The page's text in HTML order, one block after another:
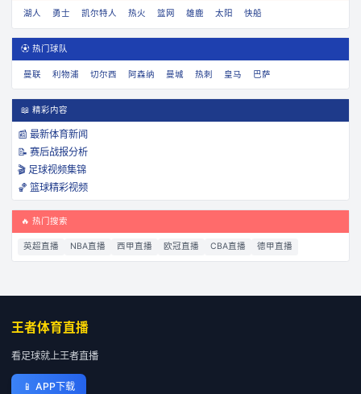
湖人 勇士 凯尔特人 热火 篮网 雄鹿 太阳 快船
⚽ 热门球队
曼联 利物浦 切尔西 阿森纳 曼城 热刺 皇马 巴萨
📖 精彩内容
📰 最新体育新闻
📝 赛后战报分析
🎬 足球视频集锦
🏀 篮球精彩视频
🔥 热门搜索
英超直播 NBA直播 西甲直播 欧冠直播 CBA直播 德甲直播
王者体育直播
看足球就上王者直播
📱 APP下载